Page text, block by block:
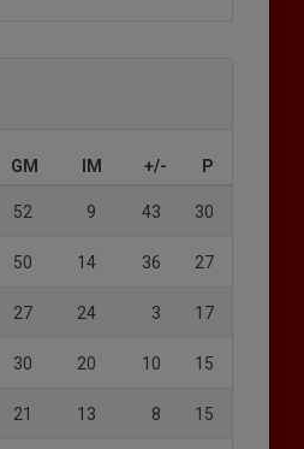
GM IM +/- P
52 9 43 30
50 14 36 27
27 24 3 17
30 20 10 15
21 13 8 15